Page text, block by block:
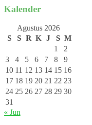
Kalender
Agustus 2026
S
S R K J S M
1
2
3
4 5 6 7 8
9
10 11 12 13 14 15 16
17 18 19 20 21 22 23
24 25 26 27 28 29 30
31
« Jun